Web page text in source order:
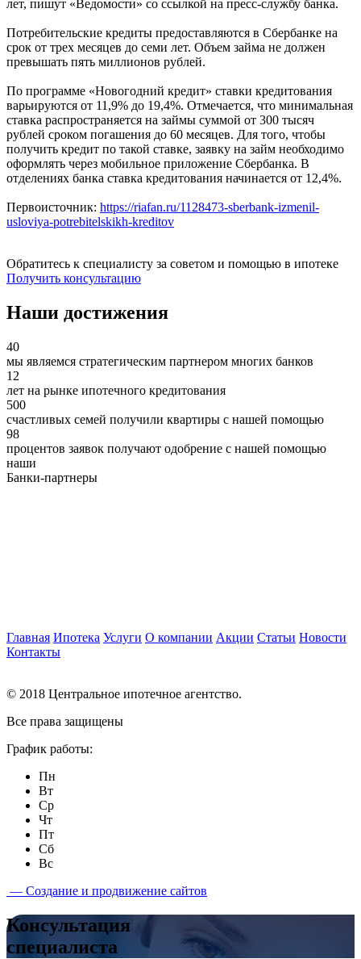
лет, пишут «Ведомости» со ссылкой на пресс-службу банка.
Потребительские кредиты предоставляются в Сбербанке на
срок от трех месяцев до семи лет. Объем займа не должен
превышать пять миллионов рублей.
По программе «Новогодний кредит» ставки кредитования
варьируются от 11,9% до 19,4%. Отмечается, что минимальная
ставка распространяется на займы суммой от 300 тысяч
рублей сроком погашения до 60 месяцев. Для того, чтобы
получить кредит по такой ставке, заявку на займ необходимо
оформлять через мобильное приложение Сбербанка. В
отделениях банка ставка кредитования начинается от 12,4%.
Первоисточник: https://riafan.ru/1128473-sberbank-izmenil-
usloviya-potrebitelskikh-kreditov
Обратитесь к специалисту за советом и помощью в ипотеке
Получить консультацию
Наши достижения
40
мы являемся стратегическим партнером многих банков
12
лет на рынке ипотечного кредитования
500
счастливых семей получили квартиры с нашей помощью
98
процентов заявок получают одобрение с нашей помощью
наши
Банки-партнеры
Главная Ипотека Услуги О компании Акции Статьи Новости
Контакты
© 2018 Центральное ипотечное агентство.
Все права защищены
График работы:
Пн
Вт
Ср
Чт
Пт
Сб
Вс
— Создание и продвижение сайтов
Консультация
специалиста